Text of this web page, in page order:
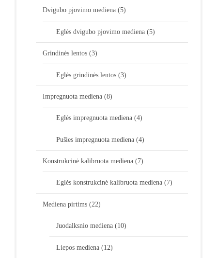
Dvigubo pjovimo mediena (5)
Eglės dvigubo pjovimo mediena (5)
Grindinės lentos (3)
Eglės grindinės lentos (3)
Impregnuota mediena (8)
Eglės impregnuota mediena (4)
Pušies impregnuota mediena (4)
Konstrukcinė kalibruota mediena (7)
Eglės konstrukcinė kalibruota mediena (7)
Mediena pirtims (22)
Juodalksnio mediena (10)
Liepos mediena (12)